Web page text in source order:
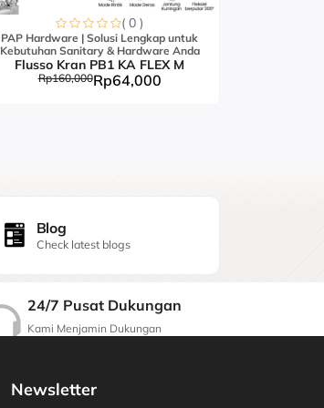
( 0 )
PAP Hardware | Solusi Lengkap untuk
Kebutuhan Sanitary & Hardware Anda
Flusso Kran PB1 KA FLEX M
Rp160,000Rp64,000
Blog
Check latest blogs
24/7 Pusat Dukungan
Kami Menjamin Dukungan
Newsletter